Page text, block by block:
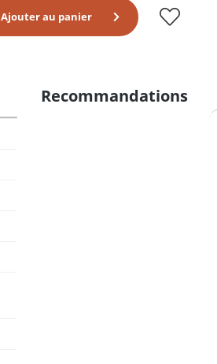
Ajouter au panier
Recommandations